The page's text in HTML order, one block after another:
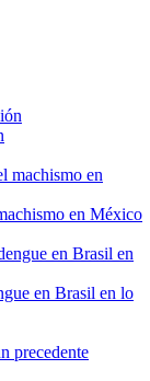
en México
en Brasil en lo